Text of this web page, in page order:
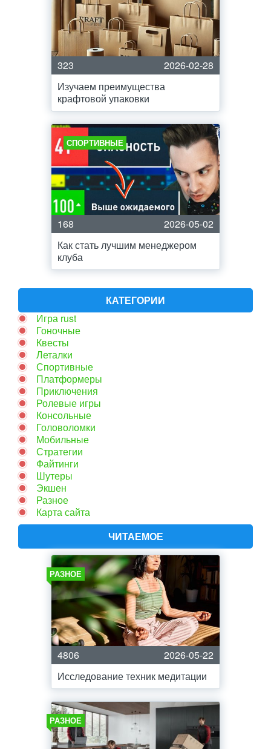
323
2026-02-28
Изучаем преимущества
крафтовой упаковки
СПОРТИВНЫЕ
168
2026-05-02
Как стать лучшим менеджером
клуба
КАТЕГОРИИ
Игра rust
Гоночные
Квесты
Леталки
Спортивные
Платформеры
Приключения
Ролевые игры
Консольные
Головоломки
Мобильные
Стратегии
Файтинги
Шутеры
Экшен
Разное
Карта сайта
ЧИТАЕМОЕ
РАЗНОЕ
4806
2026-05-22
Исследование техник медитации
РАЗНОЕ